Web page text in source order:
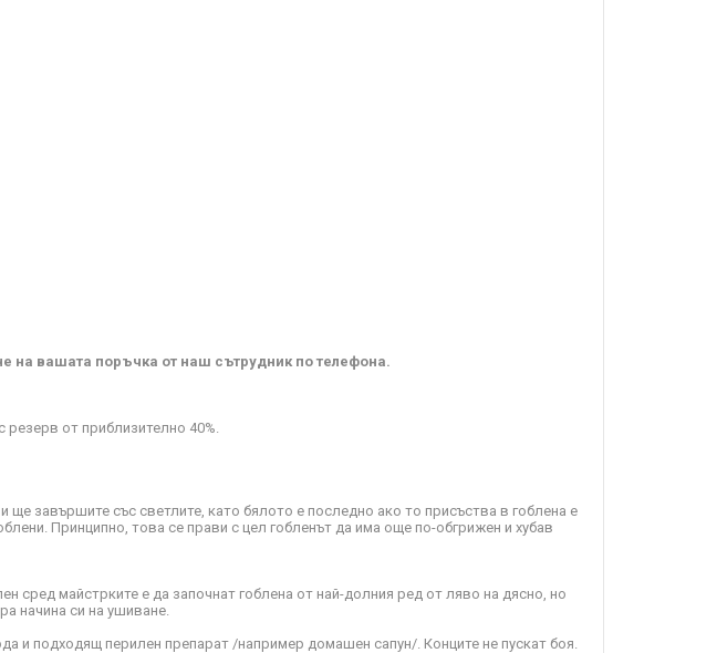
на вашата поръчка от наш сътрудник по телефона.
от приблизително 40%.
ще завършите със светлите, като бялото е последно ако то присъства в гоблена е
Принципно, това се прави с цел гобленът да има още по-обгрижен и хубав
сред майстрките е да започнат гоблена от най-долния ред от ляво на дясно, но
начина си на ушиване.
и подходящ перилен препарат /например домашен сапун/. Конците не пускат боя.